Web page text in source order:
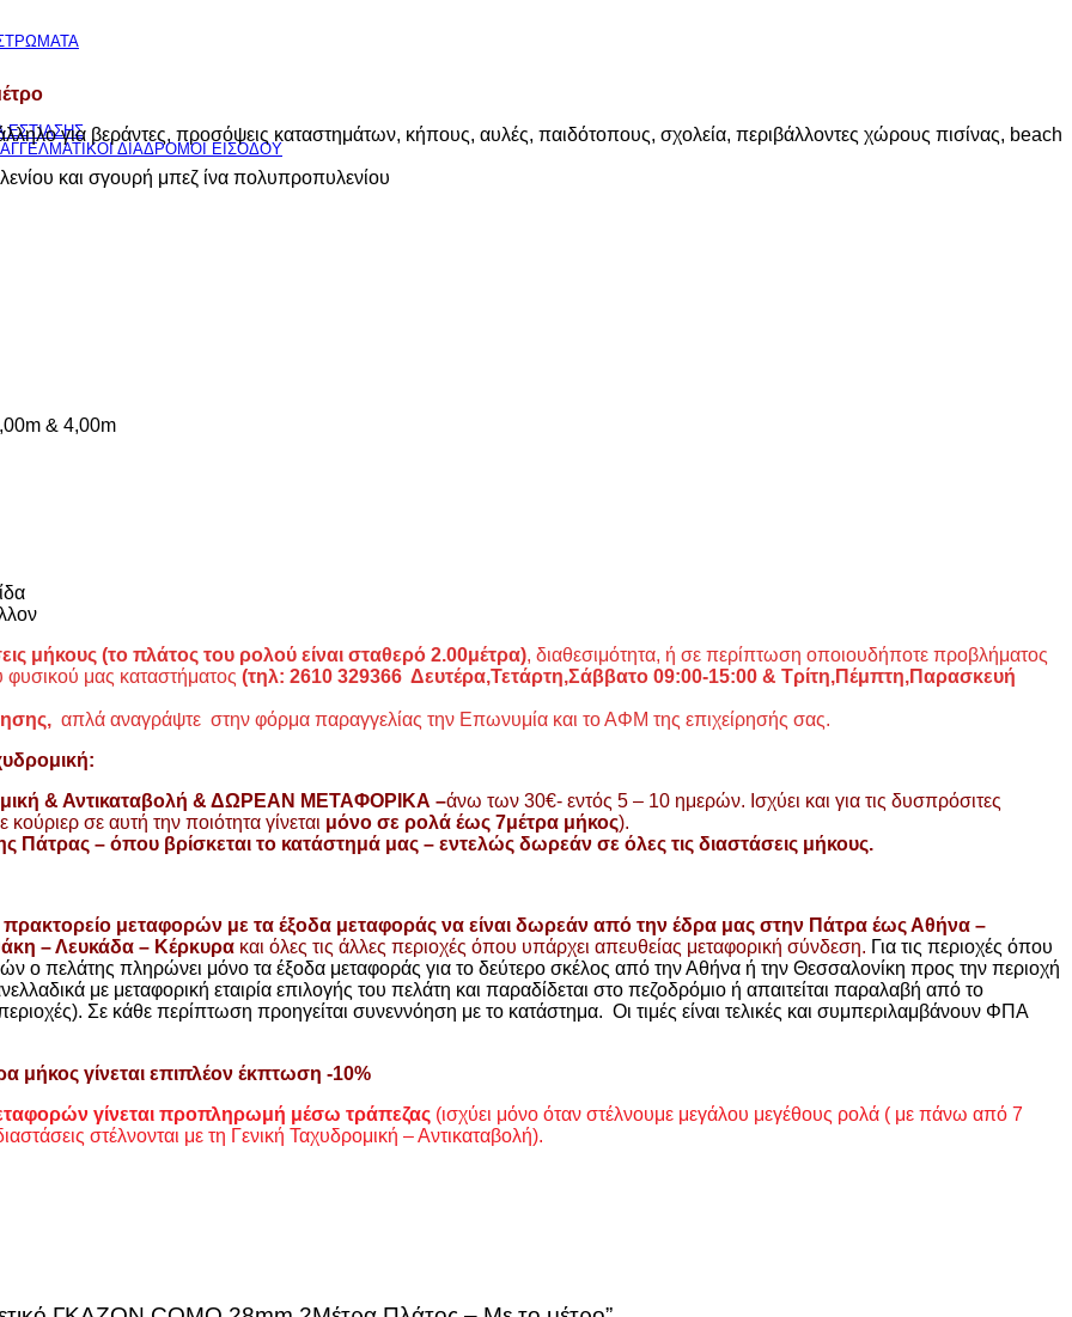
ΔΙΑΔΡΟΜΟΙ ΕΙΣΟΔΟΥ
για βεράντες, προσόψεις καταστημάτων, κήπους, αυλές, παιδότοπους, σχολεία, περιβάλλοντες χώρους πισίνας, beach
και σγουρή μπεζ ίνα πολυπροπυλενίου
& 4,00m
μήκους (το πλάτος του ρολού είναι σταθερό 2.00μέτρα), διαθεσιμότητα, ή σε περίπτωση οποιουδήποτε προβλήματος
μας καταστήματος (τηλ: 2610 329366 Δευτέρα,Τετάρτη,Σάββατο 09:00-15:00 & Τρίτη,Πέμπτη,Παρασκευή
απλά αναγράψτε στην φόρμα παραγγελίας την Επωνυμία και το ΑΦΜ της επιχείρησής σας.
& Αντικαταβολή & ΔΩΡΕΑΝ ΜΕΤΑΦΟΡΙΚΑ –άνω των 30€- εντός 5 – 10 ημερών. Ισχύει και για τις δυσπρόσιτες
σε αυτή την ποιότητα γίνεται μόνο σε ρολά έως 7μέτρα μήκος).
Πάτρας – όπου βρίσκεται το κατάστημά μας – εντελώς δωρεάν σε όλες τις διαστάσεις μήκους.
πρακτορείο μεταφορών με τα έξοδα μεταφοράς να είναι δωρεάν από την έδρα μας στην Πάτρα έως Αθήνα –
– Λευκάδα – Κέρκυρα και όλες τις άλλες περιοχές όπου υπάρχει απευθείας μεταφορική σύνδεση. Για τις περιοχές όπου
ο πελάτης πληρώνει μόνο τα έξοδα μεταφοράς για το δεύτερο σκέλος από την Αθήνα ή την Θεσσαλονίκη προς την περιοχή
με μεταφορική εταιρία επιλογής του πελάτη και παραδίδεται στο πεζοδρόμιο ή απαιτείται παραλαβή από το
Σε κάθε περίπτωση προηγείται συνεννόηση με το κατάστημα. Οι τιμές είναι τελικές και συμπεριλαμβάνουν ΦΠΑ
μήκος γίνεται επιπλέον έκπτωση -10%
γίνεται προπληρωμή μέσω τράπεζας (ισχύει μόνο όταν στέλνουμε μεγάλου μεγέθους ρολά ( με πάνω από 7
στέλνονται με τη Γενική Ταχυδρομική – Αντικαταβολή).